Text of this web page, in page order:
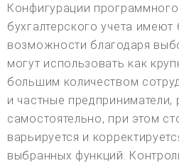
Конфигурации
бухгалтерского учета
возможности благодаря
могут использовать как
большим количеством
и частные
самостоятельно, при этом
варьируется и
выбранных функций.